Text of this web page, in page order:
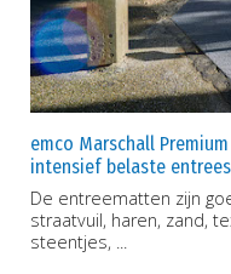
emco Marschall
intensief belaste entrees
De entreematten zijn
straatvuil, haren, zand,
steentjes, ...